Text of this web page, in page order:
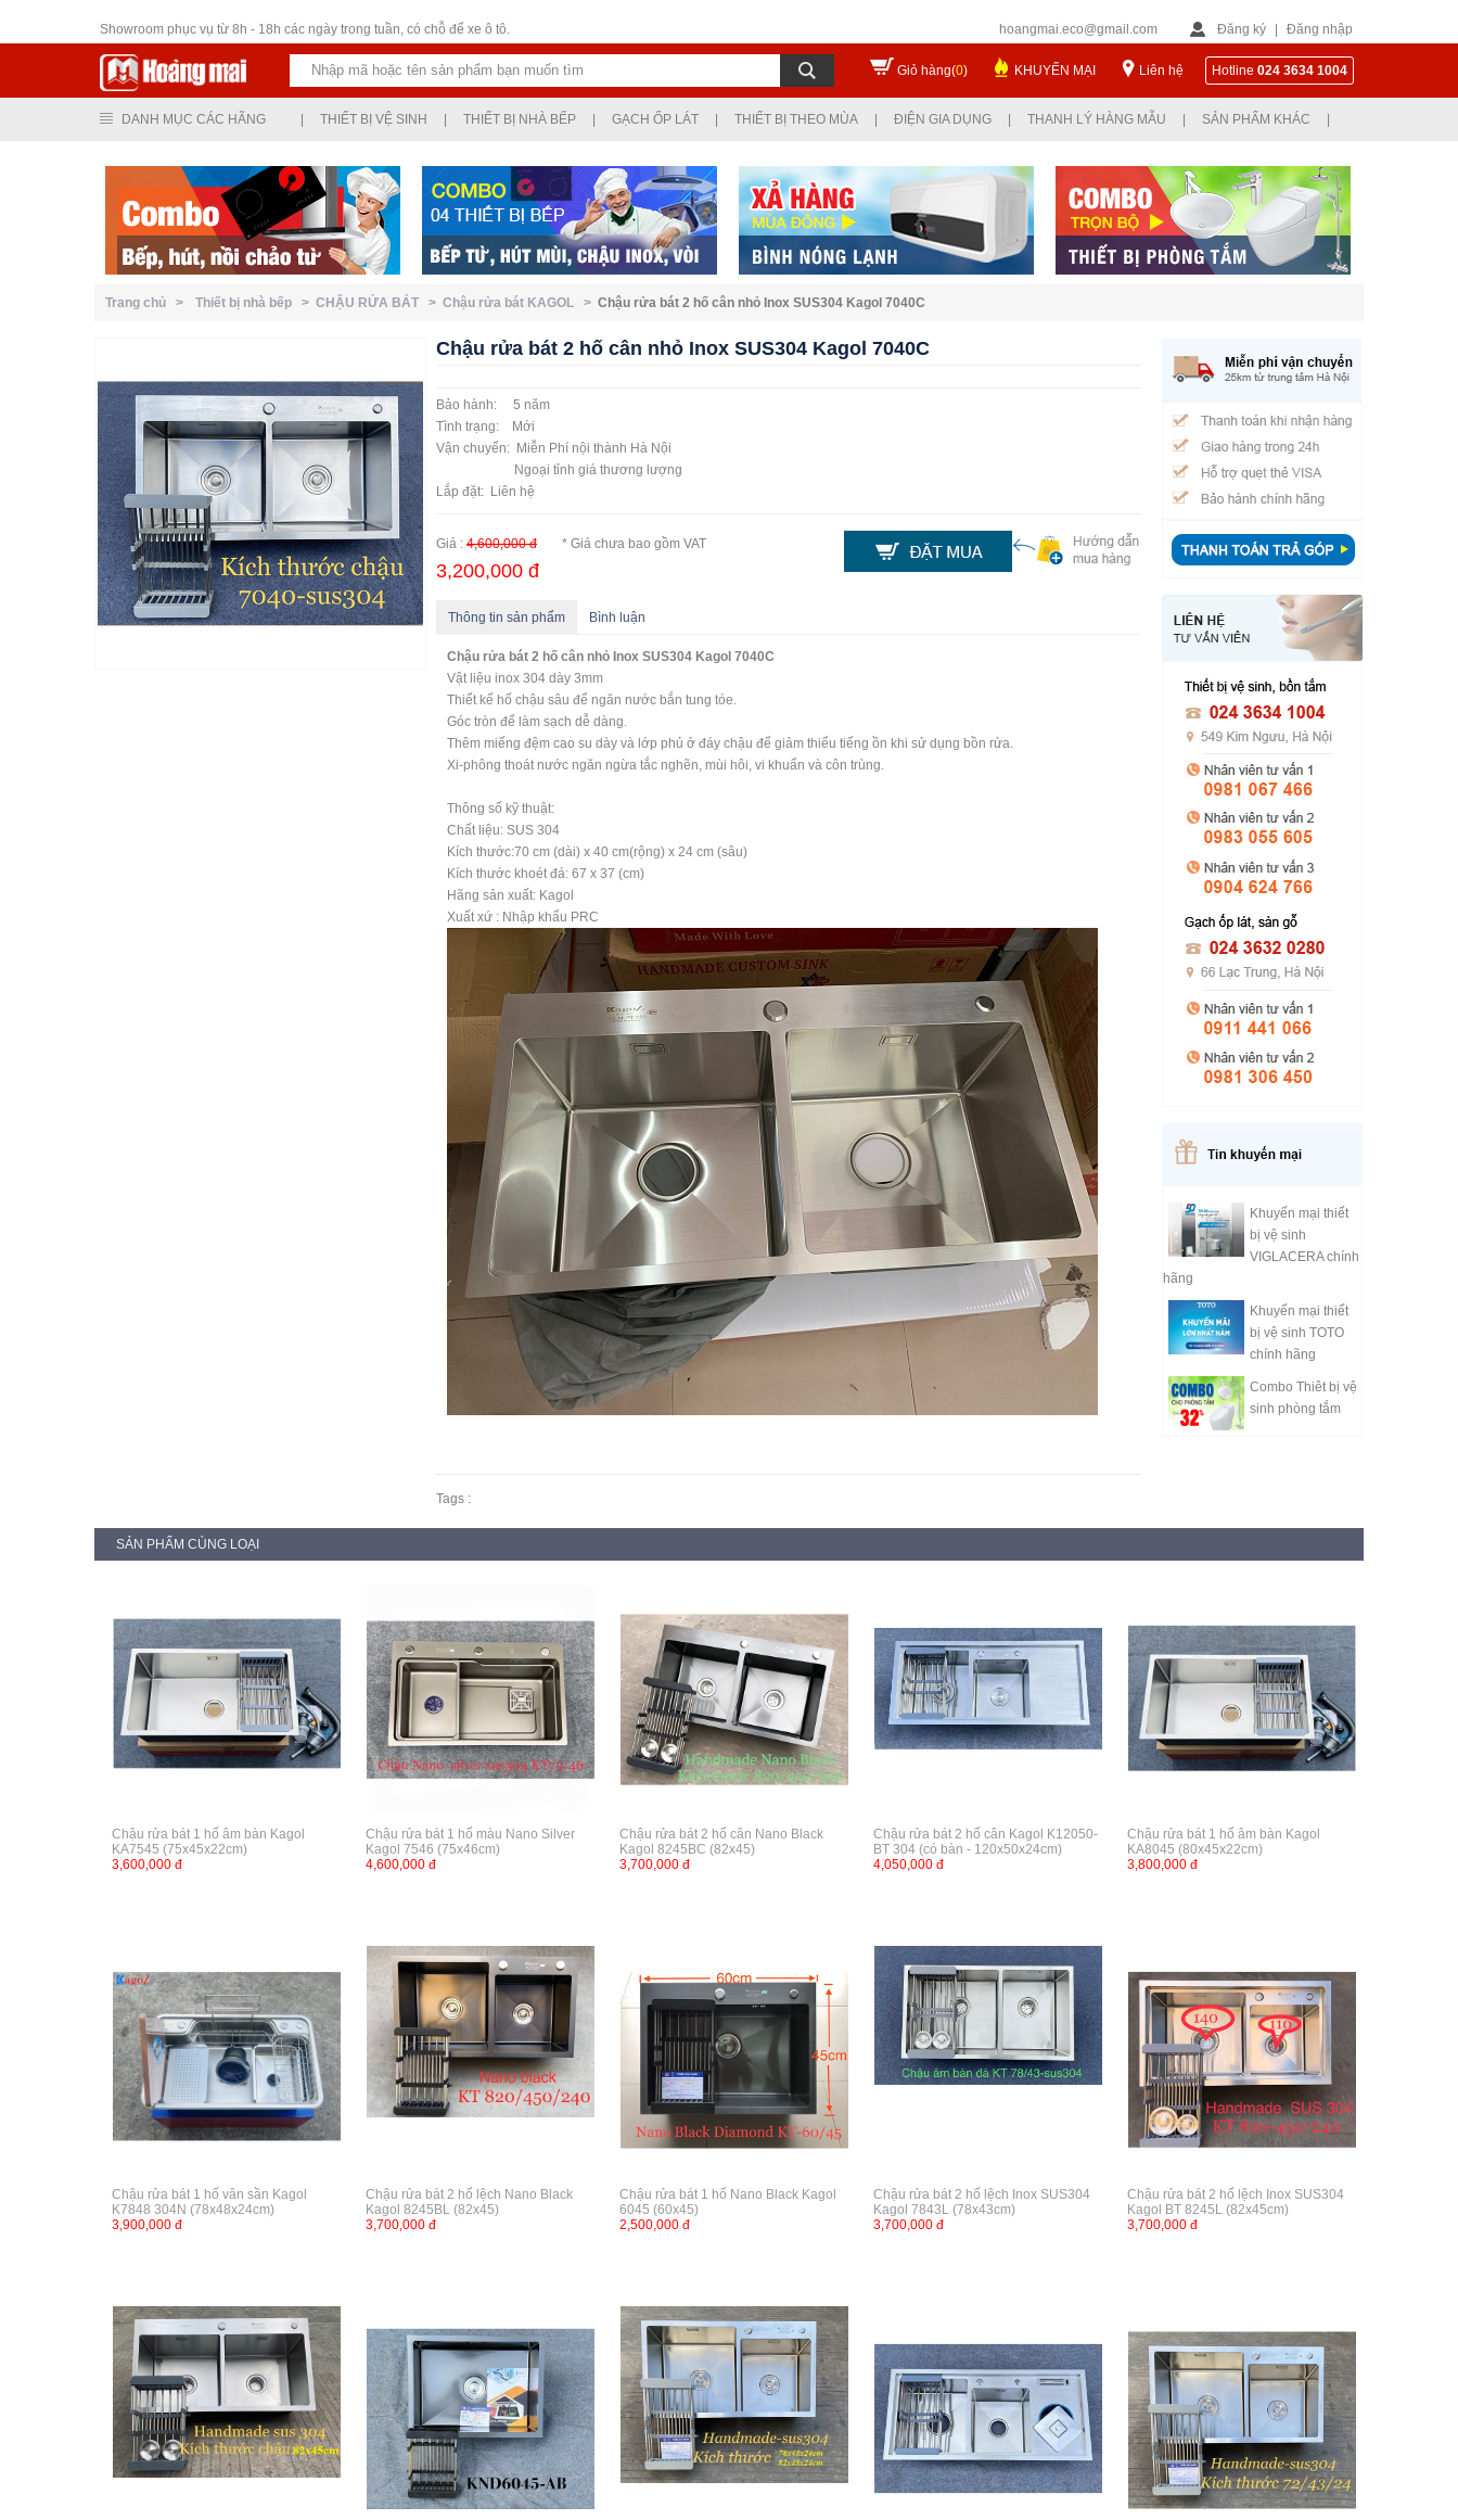
Showroom phục vụ từ 8h - 18h các ngày trong tuần, có chỗ để xe ô tô.
hoangmai.eco@gmail.com Đăng ký Đăng nhập
Giỏ hàng(0) KHUYẾN MẠI Liên hệ Hotline 024 3634 1004
DANH MỤC CÁC HÃNG THIẾT BỊ VỆ SINH THIẾT BỊ NHÀ BẾP GẠCH ỐP LÁT THIẾT BỊ THEO MÙA ĐIỆN GIA DỤNG THANH LÝ HÀNG MẪU SẢN PHẨM KHÁC
Trang chủ > Thiết bị nhà bếp > CHẬU RỬA BÁT > Chậu rửa bát KAGOL > Chậu rửa bát 2 hố cân nhỏ Inox SUS304 Kagol 7040C
Chậu rửa bát 2 hố cân nhỏ Inox SUS304 Kagol 7040C
Bảo hành: 5 năm
Tình trạng: Mới
Vận chuyển: Miễn Phí nội thành Hà Nội
Ngoại tỉnh giá thương lượng
Lắp đặt: Liên hệ
Giá : 4,600,000 đ * Giá chưa bao gồm VAT
3,200,000 đ
Thông tin sản phẩm Bình luận
Chậu rửa bát 2 hố cân nhỏ Inox SUS304 Kagol 7040C
Vật liệu inox 304 dày 3mm
Thiết kế hố chậu sâu để ngăn nước bắn tung tóe.
Góc tròn để làm sạch dễ dàng.
Thêm miếng đệm cao su dày và lớp phủ ở đáy chậu để giảm thiểu tiếng ồn khi sử dụng bồn rửa.
Xi-phông thoát nước ngăn ngừa tắc nghẽn, mùi hôi, vi khuẩn và côn trùng.
Thông số kỹ thuật:
Chất liệu: SUS 304
Kích thước:70 cm (dài) x 40 cm(rộng) x 24 cm (sâu)
Kích thước khoét đá: 67 x 37 (cm)
Hãng sản xuất: Kagol
Xuất xứ : Nhập khẩu PRC
Tags :
Khuyến mại thiết
bị vệ sinh
VIGLACERA chính
hãng
Khuyến mại thiết
bị vệ sinh TOTO
chính hãng
Combo Thiêt bị vệ
sinh phòng tắm
SẢN PHẨM CÙNG LOẠI
Chậu rửa bát 1 hố âm bàn Kagol
KA7545 (75x45x22cm)
3,600,000 đ
Chậu rửa bát 1 hố màu Nano Silver
Kagol 7546 (75x46cm)
4,600,000 đ
Chậu rửa bát 2 hố cân Nano Black
Kagol 8245BC (82x45)
3,700,000 đ
Chậu rửa bát 2 hố cân Kagol K12050-
BT 304 (có bàn - 120x50x24cm)
4,050,000 đ
Chậu rửa bát 1 hố âm bàn Kagol
KA8045 (80x45x22cm)
3,800,000 đ
Chậu rửa bát 1 hố vân sần Kagol
K7848 304N (78x48x24cm)
3,900,000 đ
Chậu rửa bát 2 hố lệch Nano Black
Kagol 8245BL (82x45)
3,700,000 đ
Chậu rửa bát 1 hố Nano Black Kagol
6045 (60x45)
2,500,000 đ
Chậu rửa bát 2 hố lệch Inox SUS304
Kagol 7843L (78x43cm)
3,700,000 đ
Chậu rửa bát 2 hố lệch Inox SUS304
Kagol BT 8245L (82x45cm)
3,700,000 đ